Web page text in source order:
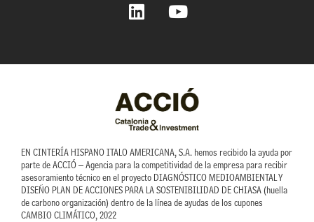
i
d
i
n
o
b
e
EN CINTERÍA HISPANO ITALO AMERICANA, S.A. hemos recibido la ayuda por
parte de ACCIÓ – Agencia para la competitividad de la empresa para recibir
asesoramiento técnico en el proyecto DIAGNÓSTICO MEDIOAMBIENTAL Y
DISEÑO PLAN DE ACCIONES PARA LA SOSTENIBILIDAD DE CHIASA (huella
de carbono organización) dentro de la línea de ayudas de los cupones
CAMBIO CLIMÁTICO, 2022